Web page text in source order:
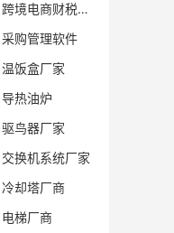
跨境电商财税公司
采购管理软件
温饭盒厂家
导热油炉
驱鸟器厂家
交换机系统厂家
冷却塔厂商
电梯厂商